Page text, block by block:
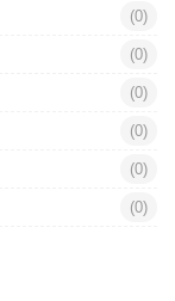
(0)
(0)
(0)
(0)
(0)
(0)